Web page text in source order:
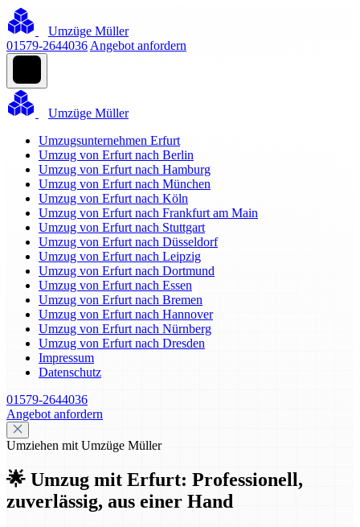
Umzüge Müller
01579-2644036 Angebot anfordern
Umzüge Müller
Umzugsunternehmen Erfurt
Umzug von Erfurt nach Berlin
Umzug von Erfurt nach Hamburg
Umzug von Erfurt nach München
Umzug von Erfurt nach Köln
Umzug von Erfurt nach Frankfurt am Main
Umzug von Erfurt nach Stuttgart
Umzug von Erfurt nach Düsseldorf
Umzug von Erfurt nach Leipzig
Umzug von Erfurt nach Dortmund
Umzug von Erfurt nach Essen
Umzug von Erfurt nach Bremen
Umzug von Erfurt nach Hannover
Umzug von Erfurt nach Nürnberg
Umzug von Erfurt nach Dresden
Impressum
Datenschutz
01579-2644036
Angebot anfordern
Umziehen mit Umzüge Müller
🌟 Umzug mit Erfurt: Professionell,
zuverlässig, aus einer Hand